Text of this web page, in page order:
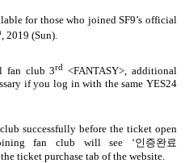
for those who joined SF9’s official
, 2019 (Sun).
fan club 3rd <FANTASY>, additional
if you log in with the same YES24
successfully before the ticket open
fan club will see ‘인증완료
ticket purchase tab of the website.